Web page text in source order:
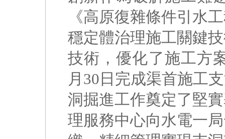
《高原復雜條件引水
穩定體治理施工關鍵
技術，優化了施工方
月30日完成渠首施工
洞掘進工作奠定了堅
理服務中心向水電一